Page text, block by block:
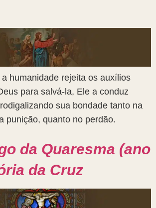
humanidade rejeita os auxílios
para salvá-la, Ele a conduz
sua bondade tanto na
punição, quanto no perdão.
da Quaresma (ano
da Cruz